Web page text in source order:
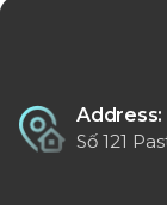
Address:
Số 121